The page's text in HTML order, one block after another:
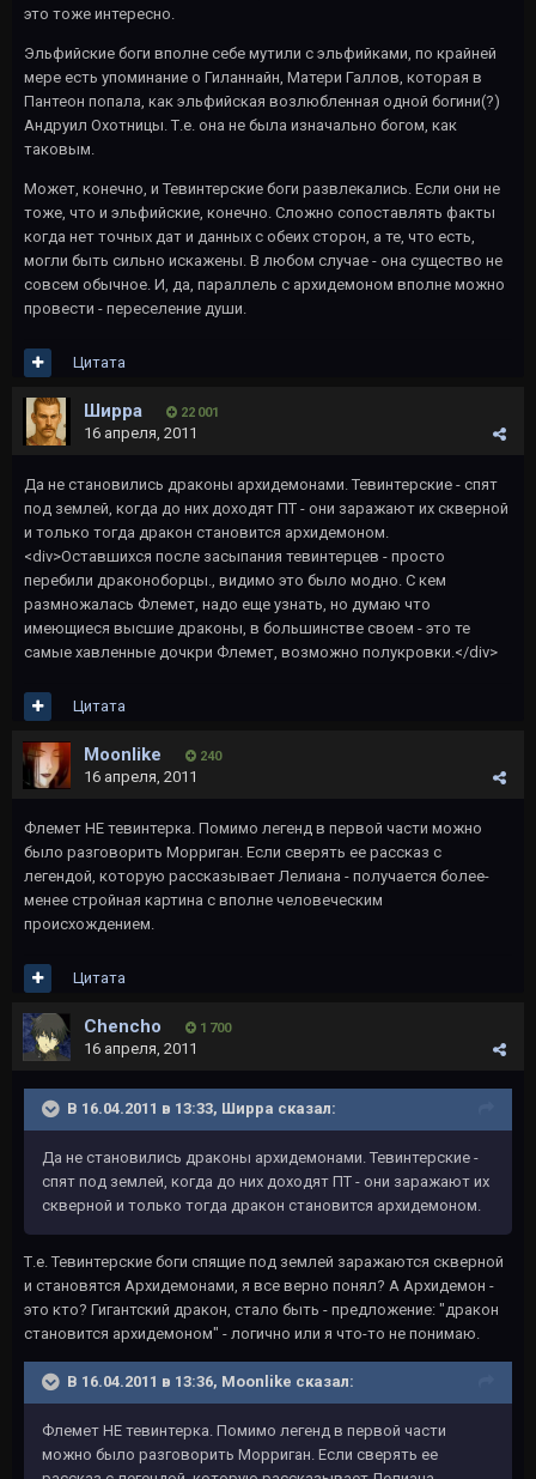
это тоже интересно.
Эльфийские боги вполне себе мутили с эльфийками, по крайней
мере есть упоминание о Гиланнайн, Матери Галлов, которая в
Пантеон попала, как эльфийская возлюбленная одной богини(?)
Андруил Охотницы. Т.е. она не была изначально богом, как
таковым.
Может, конечно, и Тевинтерские боги развлекались. Если они не
тоже, что и эльфийские, конечно. Сложно сопоставлять факты
когда нет точных дат и данных с обеих сторон, а те, что есть,
могли быть сильно искажены. В любом случае - она существо не
совсем обычное. И, да, параллель с архидемоном вполне можно
провести - переселение души.
Цитата
Ширра 22 001
16 апреля, 2011
Да не становились драконы архидемонами. Тевинтерские - спят
под землей, когда до них доходят ПТ - они заражают их скверной
и только тогда дракон становится архидемоном.
<div>Оставшихся после засыпания тевинтерцев - просто
перебили драконоборцы., видимо это было модно. С кем
размножалась Флемет, надо еще узнать, но думаю что
имеющиеся высшие драконы, в большинстве своем - это те
самые хавленные дочкри Флемет, возможно полукровки.</div>
Цитата
Moonlike 240
16 апреля, 2011
Флемет НЕ тевинтерка. Помимо легенд в первой части можно
было разговорить Морриган. Если сверять ее рассказ с
легендой, которую рассказывает Лелиана - получается более-
менее стройная картина с вполне человеческим
происхождением.
Цитата
Chencho 1 700
16 апреля, 2011
В 16.04.2011 в 13:33, Ширра сказал:
Да не становились драконы архидемонами. Тевинтерские -
спят под землей, когда до них доходят ПТ - они заражают их
скверной и только тогда дракон становится архидемоном.
Т.е. Тевинтерские боги спящие под землей заражаются скверной
и становятся Архидемонами, я все верно понял? А Архидемон -
это кто? Гигантский дракон, стало быть - предложение: "дракон
становится архидемоном" - логично или я что-то не понимаю.
В 16.04.2011 в 13:36, Moonlike сказал:
Флемет НЕ тевинтерка. Помимо легенд в первой части
можно было разговорить Морриган. Если сверять ее